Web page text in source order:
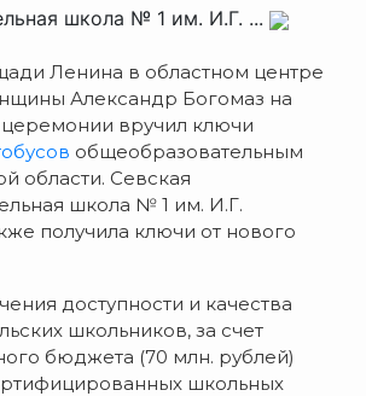
школа № 1 им. И.Г. ...
Ленина в областном центре
Александр Богомаз на
вручил ключи
общеобразовательным
области. Севская
школа № 1 им. И.Г.
получила ключи от нового
доступности и качества
школьников, за счет
бюджета (70 млн. рублей)
школьных